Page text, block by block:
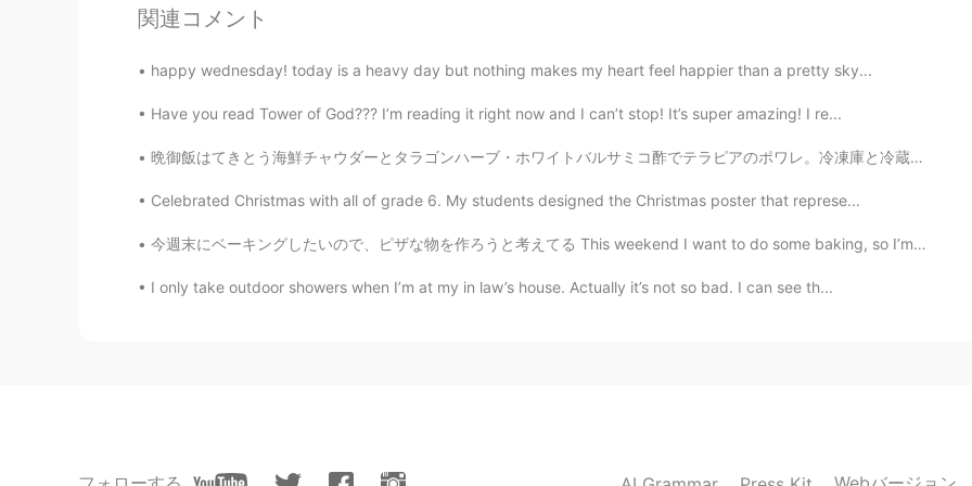
EN JP
@Paolo yes it really is 😁
sario 2020.09.26 17:01
JP EN
Mai 2020.09.26 16:55
関連コメント
happy wednesday! today is a heavy day but nothing makes my heart feel happier than a pretty sky...
Have you read Tower of God??? I’m reading it right now and I can’t stop! It’s super amazing! I re...
晩御飯はてきとう海鮮チャウダーとタラゴンハーブ・ホワイトバルサミコ酢でテラピアのポワレ。冷凍庫と冷蔵庫で何を見つけた材料を使った。魚はしょっぱい過ぎた！😄笑笑！お兄さんの塩の塩さはまだ慣れてない...
Celebrated Christmas with all of grade 6. My students designed the Christmas poster that represe...
今週末にベーキングしたいので、ピザな物を作ろうと考えてる This weekend I want to do some baking, so I’m thinking to make some ...
I only take outdoor showers when I’m at my in law’s house. Actually it’s not so bad. I can see th...